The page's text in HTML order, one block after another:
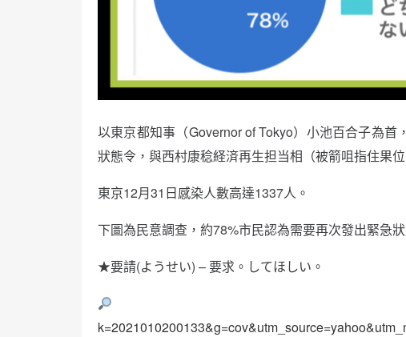
以東京都知事（Governor of Tokyo）小池百合子為
狀態令，與西村康稔経済再生担当相（被箭咀指住果位
東京12月31日感染人數高達1337人。
下圖為民意調查，約78%市民認為需要再次發出緊急狀
★要請(ようせい) – 要求。してほしい。